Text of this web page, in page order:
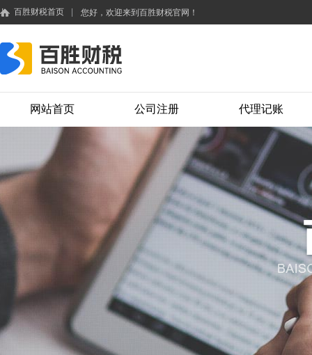
百胜财税首页 您好，欢迎来到百胜财税官网！
网站首页 公司注册 代理记账